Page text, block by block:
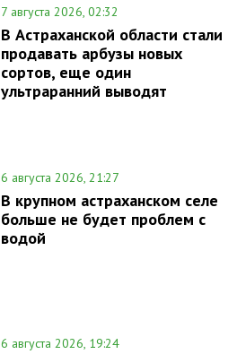
7 августа 2026, 02:32
В Астраханской области стали
продавать арбузы новых
сортов, еще один
ультраранний выводят
6 августа 2026, 21:27
В крупном астраханском селе
больше не будет проблем с
водой
6 августа 2026, 19:24